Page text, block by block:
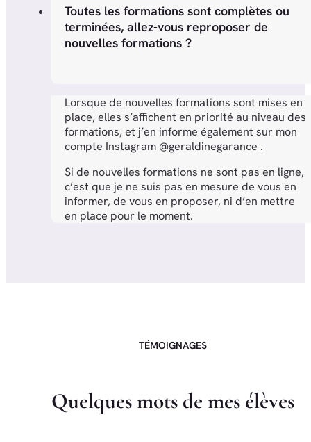
Toutes les formations sont complètes ou
terminées, allez-vous reproposer de
nouvelles formations ?
Lorsque de nouvelles formations sont mises en
place, elles s’affichent en priorité au niveau des
formations, et j’en informe également sur mon
compte Instagram @geraldinegarance .
Si de nouvelles formations ne sont pas en ligne,
c’est que je ne suis pas en mesure de vous en
informer, de vous en proposer, ni d’en mettre
en place pour le moment.
TÉMOIGNAGES
Quelquesmots de mes élèves